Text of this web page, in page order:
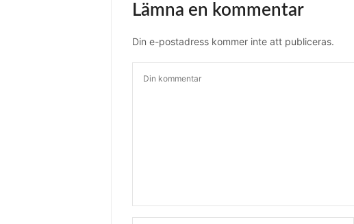
Lämna en kommentar
Din e-postadress kommer inte att publiceras.